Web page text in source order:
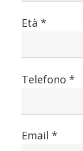
Età *
Telefono *
Email *